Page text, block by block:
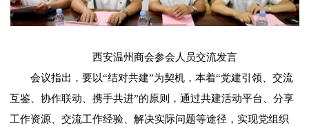
西安温州商会参会人员交流发言
会议指出，要以“结对共建”为契机，本着“党建引领、交流
互鉴、协作联动、携手共进”的原则，通过共建活动平台、分享
工作资源、交流工作经验、解决实际问题等途径，实现党组织